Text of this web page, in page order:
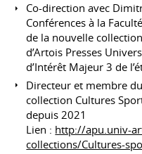
Co-direction avec
Conférences à la
de la nouvelle
d’Artois Presses
d’Intérêt Majeur 3 de
Directeur et membre
collection Cultures
depuis 2021
Lien : http://apu.univ-
collections/Cultures-